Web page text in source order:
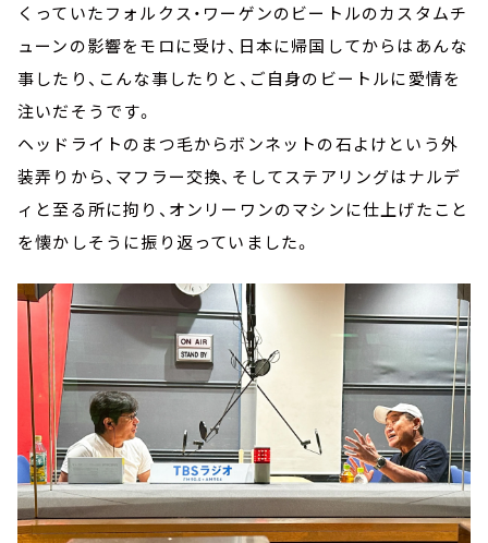
くっていたフォルクス・ワーゲンのビートルのカスタムチ
ューンの影響をモロに受け、日本に帰国してからはあんな
事したり、こんな事したりと、ご自身のビートルに愛情を
注いだそうです。
ヘッドライトのまつ毛からボンネットの石よけという外
装弄りから、マフラー交換、そしてステアリングはナルデ
ィと至る所に拘り、オンリーワンのマシンに仕上げたこと
を懐かしそうに振り返っていました。